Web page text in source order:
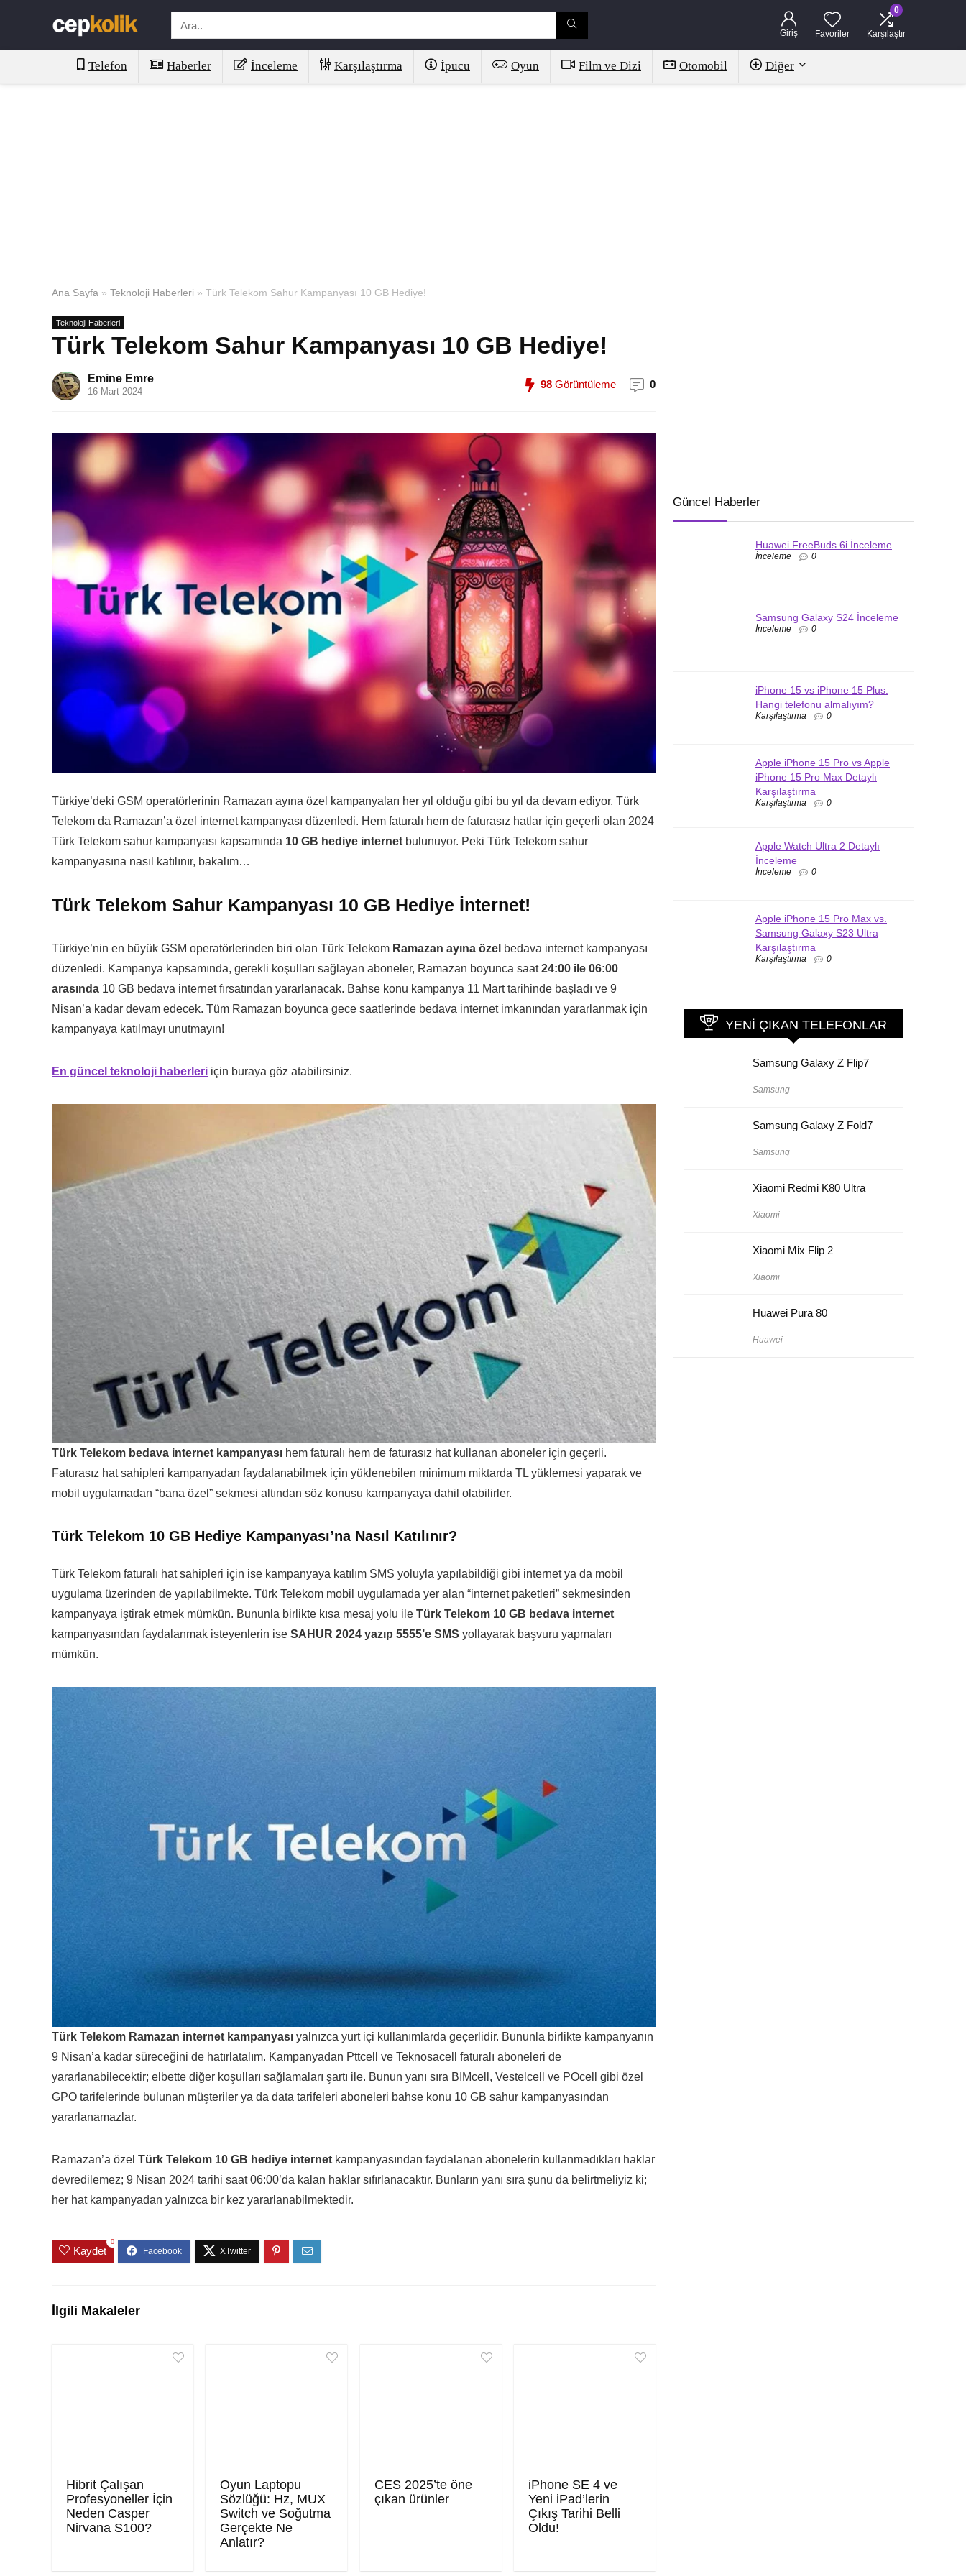
Giriş Favoriler
0
Karşılaştır
Telefon Haberler İnceleme Karşılaştırma İpucu Oyun Film ve Dizi Otomobil Diğer
Ana Sayfa » Teknoloji Haberleri » Türk Telekom Sahur Kampanyası 10 GB Hediye!
Teknoloji Haberleri
Türk Telekom Sahur Kampanyası 10 GB Hediye!
Emine Emre
16 Mart 2024
98 Görüntüleme 0
Türkiye’deki GSM operatörlerinin Ramazan ayına özel kampanyaları her yıl olduğu gibi bu yıl da devam ediyor. Türk
Telekom da Ramazan’a özel internet kampanyası düzenledi. Hem faturalı hem de faturasız hatlar için geçerli olan 2024
Türk Telekom sahur kampanyası kapsamında 10 GB hediye internet bulunuyor. Peki Türk Telekom sahur
kampanyasına nasıl katılınır, bakalım…
Türk Telekom Sahur Kampanyası 10 GB Hediye İnternet!
Türkiye’nin en büyük GSM operatörlerinden biri olan Türk Telekom Ramazan ayına özel bedava internet kampanyası
düzenledi. Kampanya kapsamında, gerekli koşulları sağlayan aboneler, Ramazan boyunca saat24:00 ile 06:00
arasında 10 GB bedava internet fırsatından yararlanacak. Bahse konu kampanya 11 Mart tarihinde başladı ve 9
Nisan’a kadar devam edecek. Tüm Ramazan boyunca gece saatlerinde bedava internet imkanından yararlanmak için
kampanyaya katılmayı unutmayın!
En güncel teknoloji haberleri için buraya göz atabilirsiniz.
Türk Telekom bedava internet kampanyası hem faturalı hem de faturasız hat kullanan aboneler için geçerli.
Faturasız hat sahipleri kampanyadan faydalanabilmek için yüklenebilen minimum miktarda TL yüklemesi yaparak ve
mobil uygulamadan “bana özel” sekmesi altından söz konusu kampanyaya dahil olabilirler.
Türk Telekom 10 GB Hediye Kampanyası’na Nasıl Katılınır?
Türk Telekom faturalı hat sahipleri için ise kampanyaya katılım SMS yoluyla yapılabildiği gibi internet ya da mobil
uygulama üzerinden de yapılabilmekte. Türk Telekom mobil uygulamada yer alan “internet paketleri” sekmesinden
kampanyaya iştirak etmek mümkün. Bununla birlikte kısa mesaj yolu ile Türk Telekom 10 GB bedava internet
kampanyasından faydalanmak isteyenlerin ise SAHUR 2024 yazıp 5555’e SMS yollayarak başvuru yapmaları
mümkün.
Türk Telekom Ramazan internet kampanyası yalnızca yurt içi kullanımlarda geçerlidir. Bununla birlikte kampanyanın
9 Nisan’a kadar süreceğini de hatırlatalım. Kampanyadan Pttcell ve Teknosacell faturalı aboneleri de
yararlanabilecektir; elbette diğer koşulları sağlamaları şartı ile. Bunun yanı sıra BIMcell, Vestelcell ve POcell gibi özel
GPO tarifelerinde bulunan müşteriler ya da data tarifeleri aboneleri bahse konu 10 GB sahur kampanyasından
yararlanamazlar.
Ramazan’a özel Türk Telekom 10 GB hediye internet kampanyasından faydalanan abonelerin kullanmadıkları haklar
devredilemez; 9 Nisan 2024 tarihi saat 06:00’da kalan haklar sıfırlanacaktır. Bunların yanı sıra şunu da belirtmeliyiz ki;
her hat kampanyadan yalnızca bir kez yararlanabilmektedir.
Kaydet
0
İlgili Makaleler
Hibrit Çalışan
Profesyoneller İçin
Neden Casper
Nirvana S100?
Oyun Laptopu
Sözlüğü: Hz, MUX
Switch ve Soğutma
Gerçekte Ne
Anlatır?
CES 2025’te öne
çıkan ürünler
iPhone SE 4 ve
Yeni iPad’lerin
Çıkış Tarihi Belli
Oldu!
Güncel Haberler
Huawei FreeBuds 6i İnceleme
İnceleme 0
Samsung Galaxy S24 İnceleme
İnceleme 0
iPhone 15 vs iPhone 15 Plus:
Hangi telefonu almalıyım?
Karşılaştırma 0
Apple iPhone 15 Pro vs Apple
iPhone 15 Pro Max Detaylı
Karşılaştırma
Karşılaştırma 0
Apple Watch Ultra 2 Detaylı
İnceleme
İnceleme 0
Apple iPhone 15 Pro Max vs.
Samsung Galaxy S23 Ultra
Karşılaştırma
Karşılaştırma 0
YENI ÇIKAN TELEFONLAR
Samsung Galaxy Z Flip7
Samsung
Samsung Galaxy Z Fold7
Samsung
Xiaomi Redmi K80 Ultra
Xiaomi
Xiaomi Mix Flip 2
Xiaomi
Huawei Pura 80
Huawei